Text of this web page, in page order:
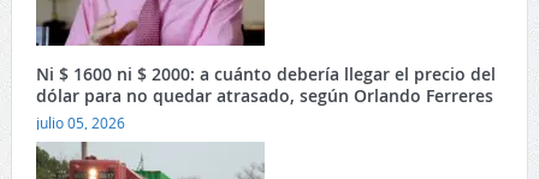
Ni $ 1600 ni $ 2000: a cuánto debería llegar el precio del
dólar para no quedar atrasado, según Orlando Ferreres
julio 05, 2026